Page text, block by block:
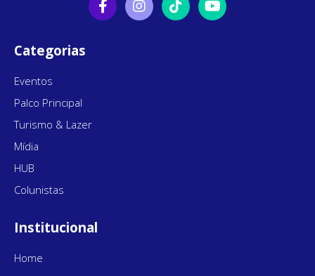
Categorias
Eventos
Palco Principal
Turismo & Lazer
Mídia
HUB
Colunistas
Institucional
Home